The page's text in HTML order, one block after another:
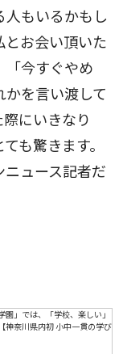
人もいるかもし
とお会い頂いた
今すぐやめ
を言い渡して
にいきなり
も驚きます。
ュース記者だ